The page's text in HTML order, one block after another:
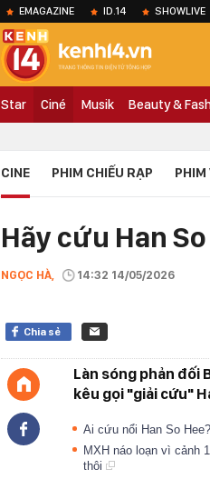
EMAGAZINE ID.14 SHOWLIVE
Star Ciné Musik Beauty &
CINE PHIM CHIẾU RẠP PHIM
Hãy cứu Han
NGỌC HÀ, 14:32 14/05/2026
Chia sẻ
Làn sóng phản đối
kêu gọi "giải cứu"
Ai cứu nổi Han So Hee?
MXH náo loạn vì cảnh
thôi